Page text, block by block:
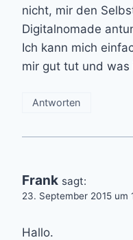
nicht, mir den
Digitalnomade
Ich kann mich
mir gut tut und
Antworten
Frank sagt:
23. September 2015 um
Hallo.